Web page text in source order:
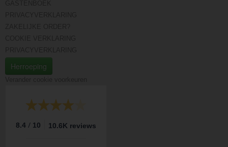
Herroeping
8.4 / 10 10.6K reviews